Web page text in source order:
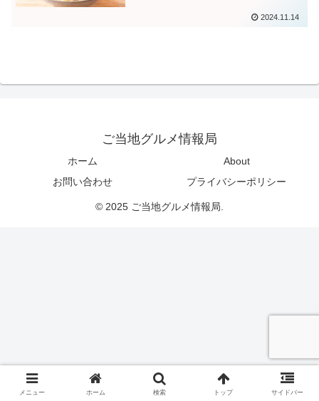
2024.11.14
ご当地グルメ情報局
ホーム
About
お問い合わせ
プライバシーポリシー
© 2025 ご当地グルメ情報局.
メニュー ホーム 検索 トップ サイドバー